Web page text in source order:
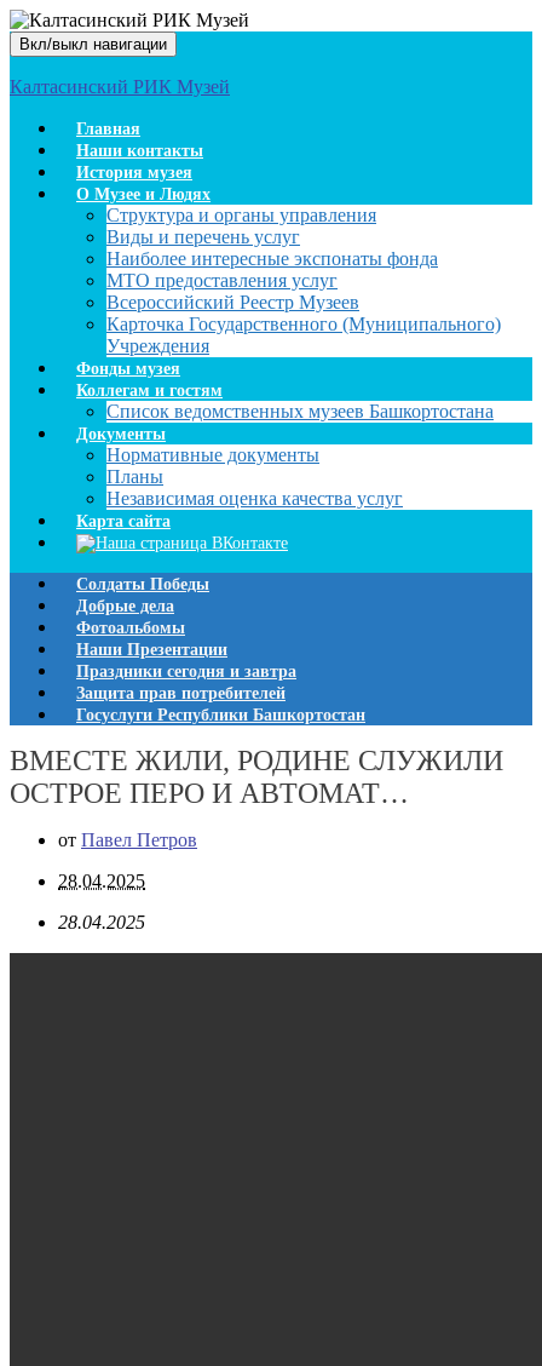
Вкл/выкл навигации
Калтасинский РИК Музей
Главная
Наши контакты
История музея
О Музее и Людях
Структура и органы управления
Виды и перечень услуг
Наиболее интересные экспонаты фонда
МТО предоставления услуг
Всероссийский Реестр Музеев
Карточка Государственного (Муниципального)
Учреждения
Фонды музея
Коллегам и гостям
Список ведомственных музеев Башкортостана
Документы
Нормативные документы
Планы
Независимая оценка качества услуг
Карта сайта
Солдаты Победы
Добрые дела
Фотоальбомы
Наши Презентации
Праздники сегодня и завтра
Защита прав потребителей
Госуслуги Республики Башкортостан
ВМЕСТЕ ЖИЛИ, РОДИНЕ СЛУЖИЛИ
ОСТРОЕ ПЕРО И АВТОМАТ…
от Павел Петров
28.04.2025
28.04.2025